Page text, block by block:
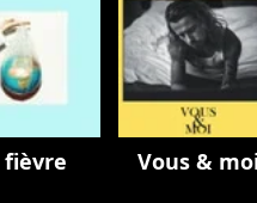
fièvre Vous &